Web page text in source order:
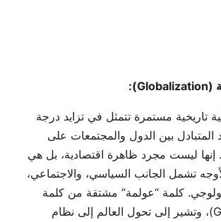
تاريخية مستمرة تتمثل في تزايد درجة
المتبادل بين الدول والمجتمعات على
إنها ليست مجرد ظاهرة اقتصادية، بل هي
تشمل الجانب السياسي، والاجتماعي،
كلمة “عولمة” مشتقة من كلمة
“عالمي” (Global)، وتشير إلى تحول العالم إلى نظام